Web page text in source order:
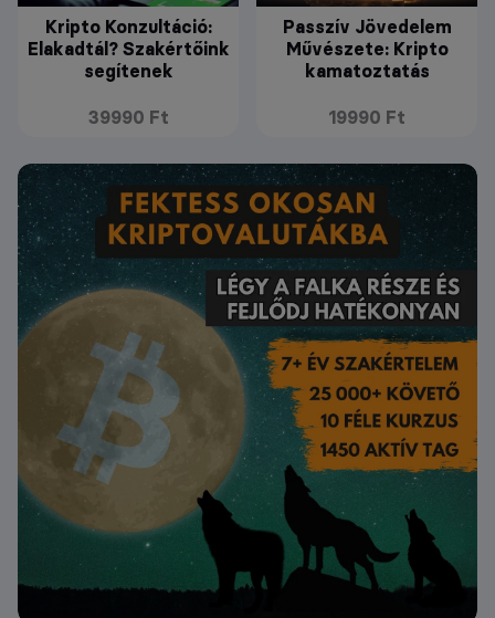
Kripto Konzultáció:
Elakadtál? Szakértőink
segítenek
39990 Ft
Passzív Jövedelem
Művészete: Kripto
kamatoztatás
19990 Ft